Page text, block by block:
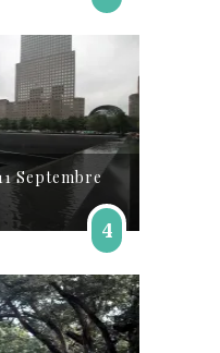
Septembre
4